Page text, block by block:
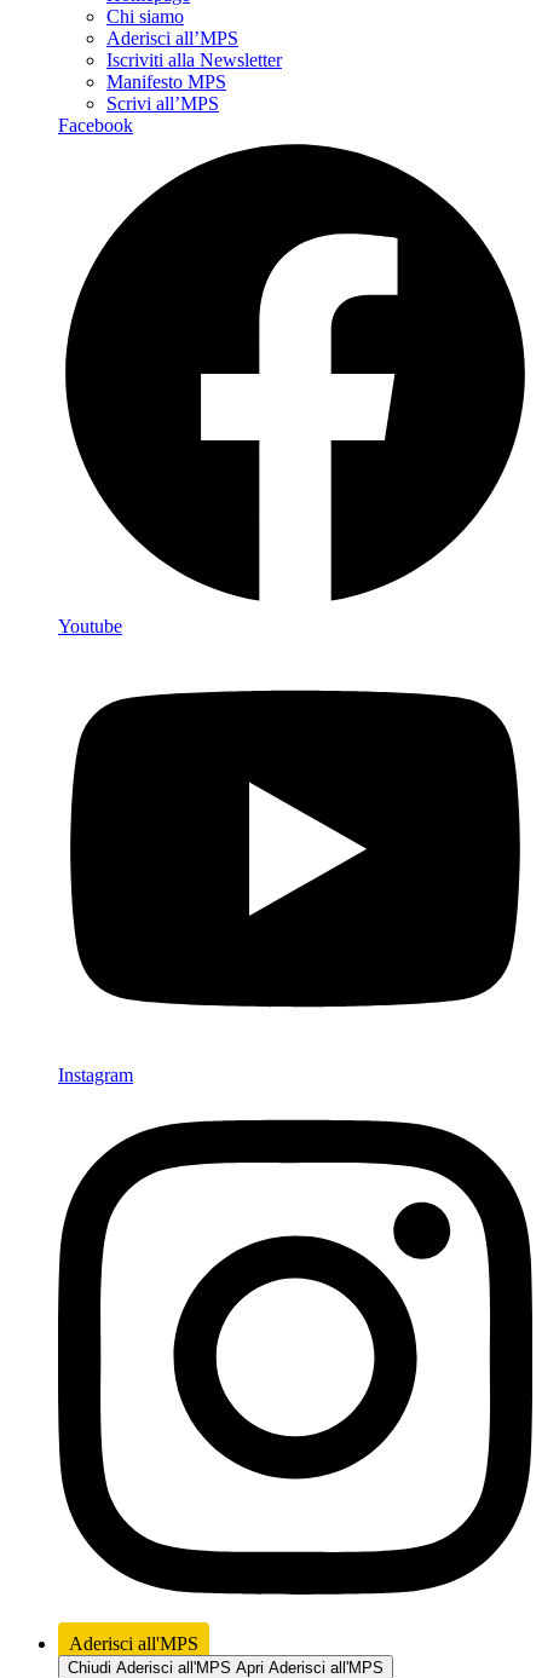
Chi siamo
Aderisci all’MPS
Iscriviti alla Newsletter
Manifesto MPS
Scrivi all’MPS
Facebook
Youtube
Instagram
Aderisci all'MPS
Chiudi Aderisci all'MPS Apri Aderisci all'MPS